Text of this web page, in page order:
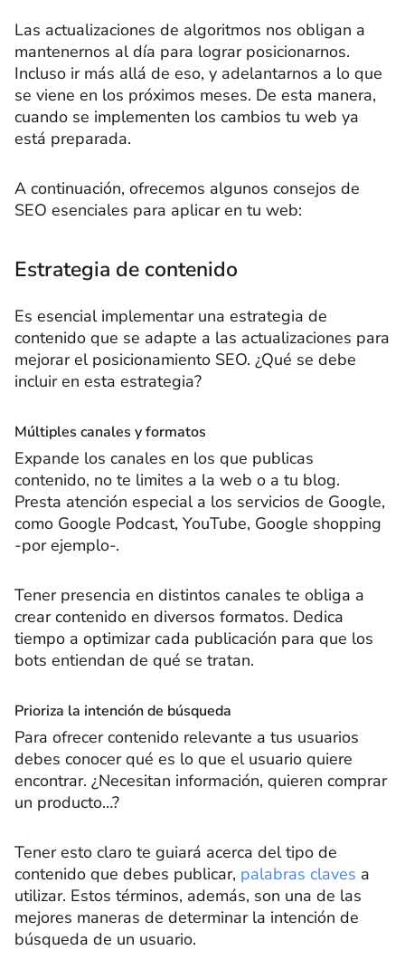
Las actualizaciones de algoritmos nos obligan a
mantenernos al día para lograr posicionarnos.
Incluso ir más allá de eso, y adelantarnos a lo que
se viene en los próximos meses. De esta manera,
cuando se implementen los cambios tu web ya
está preparada.
A continuación, ofrecemos algunos consejos de
SEO esenciales para aplicar en tu web:
Estrategia de contenido
Es esencial implementar una estrategia de
contenido que se adapte a las actualizaciones para
mejorar el posicionamiento SEO. ¿Qué se debe
incluir en esta estrategia?
Múltiples canales y formatos
Expande los canales en los que publicas
contenido, no te limites a la web o a tu blog.
Presta atención especial a los servicios de Google,
como Google Podcast, YouTube, Google shopping
-por ejemplo-.
Tener presencia en distintos canales te obliga a
crear contenido en diversos formatos. Dedica
tiempo a optimizar cada publicación para que los
bots entiendan de qué se tratan.
Prioriza la intención de búsqueda
Para ofrecer contenido relevante a tus usuarios
debes conocer qué es lo que el usuario quiere
encontrar. ¿Necesitan información, quieren comprar
un producto…?
Tener esto claro te guiará acerca del tipo de
contenido que debes publicar, palabras claves a
utilizar. Estos términos, además, son una de las
mejores maneras de determinar la intención de
búsqueda de un usuario.